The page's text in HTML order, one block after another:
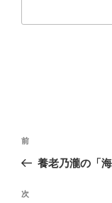
投
ビ
前
の
稿
前
養老乃瀧の「海
次
次